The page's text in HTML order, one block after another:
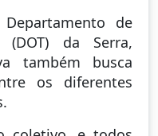
de
(DOT) da Serra,
também busca
os diferentes